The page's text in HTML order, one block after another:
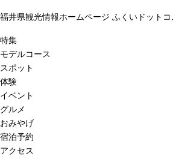
福井県観光情報ホームページ ふくいドットコ
特集
モデルコース
スポット
体験
イベント
グルメ
おみやげ
宿泊予約
アクセス